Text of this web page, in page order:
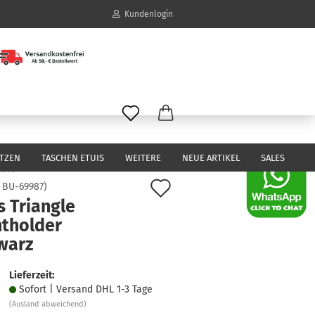
Kundenlogin
vergessen?
TASCHEN ETUIS NEUE ARTIKEL SALES
WEITERE
BU-69987)
Triangle
Lieferzeit:
Sofort | Versand DHL 1-3 Tage
(Ausland abweichend)